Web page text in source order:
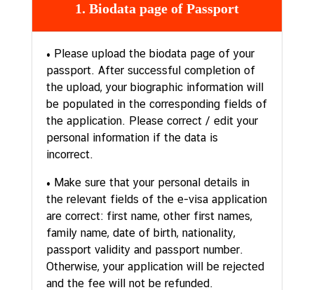
1. Biodata page of Passport
• Please upload the biodata page of your
passport. After successful completion of
the upload, your biographic information will
be populated in the corresponding fields of
the application. Please correct / edit your
personal information if the data is
incorrect.
• Make sure that your personal details in
the relevant fields of the e-visa application
are correct: first name, other first names,
family name, date of birth, nationality,
passport validity and passport number.
Otherwise, your application will be rejected
and the fee will not be refunded.